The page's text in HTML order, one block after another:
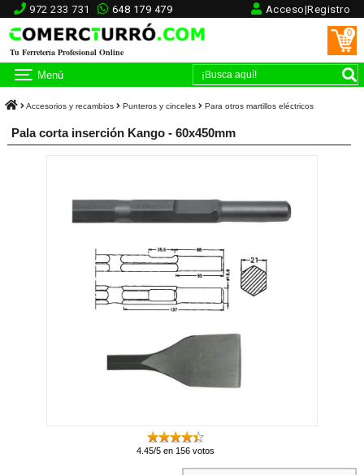
972 233 731 648 179 479 Acceso|Registro
Tu Ferretería Profesional Online
0
Menú
Accesorios y recambios Punteros y cinceles Para otros martillos eléctricos
Pala corta inserción Kango - 60x450mm
4.45/5 en 156 votos